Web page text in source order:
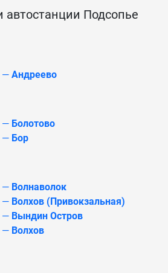
автостанции Подсопье
— Андреево
— Болотово
— Бор
— Волнаволок
— Волхов (Привокзальная)
— Вындин Остров
— Волхов